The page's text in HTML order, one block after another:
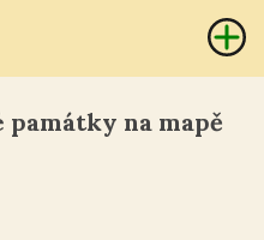
na mapě